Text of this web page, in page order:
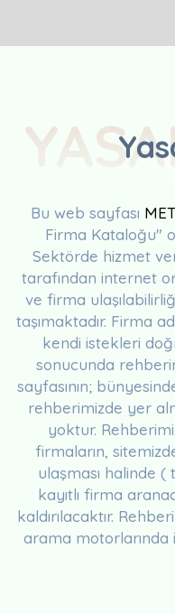
Bu web sayfası
Firma Kataloğu"
Sektörde hizmet
tarafından internet
ve firma
taşımaktadır. Firma
kendi istekleri
sonucunda
sayfasının;
rehberimizde yer
yoktur.
firmaların,
ulaşması halinde
kayıtlı firma
kaldırılacaktır.
arama motorlarında